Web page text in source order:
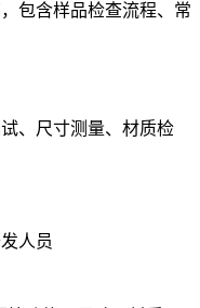
包含样品检查流程、常
、尺寸测量、材质检
人员